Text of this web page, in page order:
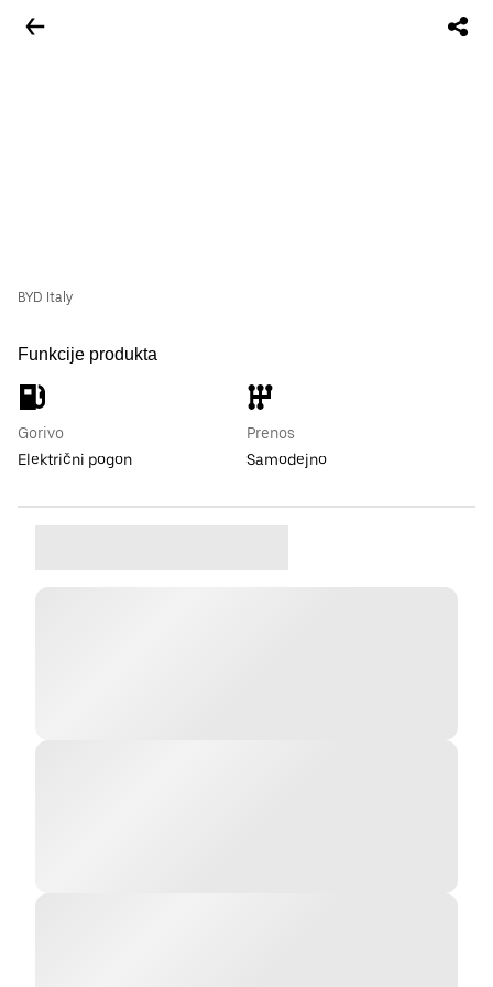
BYD Italy
Funkcije produkta
Gorivo
Električni pogon
Prenos
Samodejno